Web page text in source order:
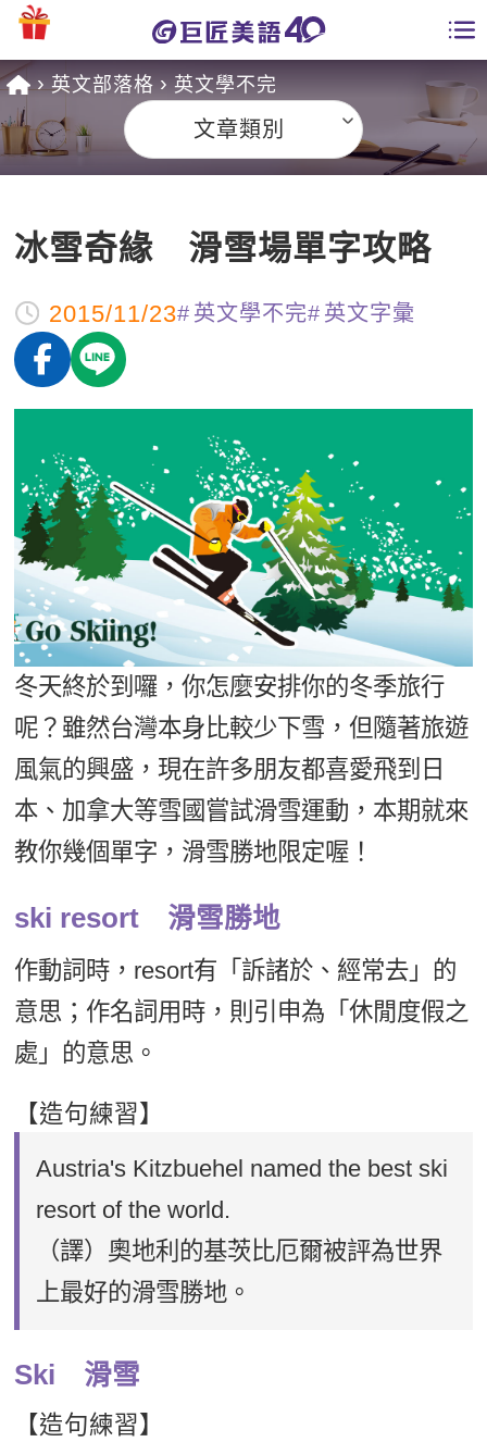
課程總覽
英文課程總表
英文會話
商用英文
TOEIC 多益課程
IELTS 雅思課程
GEPT 全民英檢課程
TOEFL 托福課程
能力養成
自然發音
英文聽力養成
開口溜英文
旅遊英文
基礎字彙
情境閱讀
英文文法技巧
英文寫作
Cengage TED Talks
新聞英文
特色課程
主題課程
英語俱樂部
ECAM
Let's Talk
線上真人
日語
韓語
西班牙語
外語即時通
兒童美語
更多
一對一家教
企業訓練
點讀筆教材
數位學習教材
免費資源
英文部落格
影音學英文
英文能力測驗
學習分享
學員故事
學員讚出來
活動花絮
校園贊助
企業服務
學員專區
Recruiting
英文部落格 英文學不完
文章類別
冰雪奇緣 滑雪場單字攻略
2015/11/23 英文學不完 英文字彙
冬天終於到囉，你怎麼安排你的冬季旅行
呢？雖然台灣本身比較少下雪，但隨著旅遊
風氣的興盛，現在許多朋友都喜愛飛到日
本、加拿大等雪國嘗試滑雪運動，本期就來
教你幾個單字，滑雪勝地限定喔！
ski resort 滑雪勝地
作動詞時，resort有「訴諸於、經常去」的
意思；作名詞用時，則引申為「休閒度假之
處」的意思。
【造句練習】
Austria's Kitzbuehel named the best ski
resort of the world.
（譯）奧地利的基茨比厄爾被評為世界
上最好的滑雪勝地。
Ski 滑雪
【造句練習】